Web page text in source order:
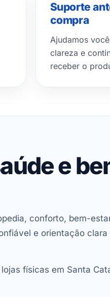
Suporte
compra
Ajudamos
clareza e
receber o
e
conforto, bem-
e orientação clara
físicas em Santa